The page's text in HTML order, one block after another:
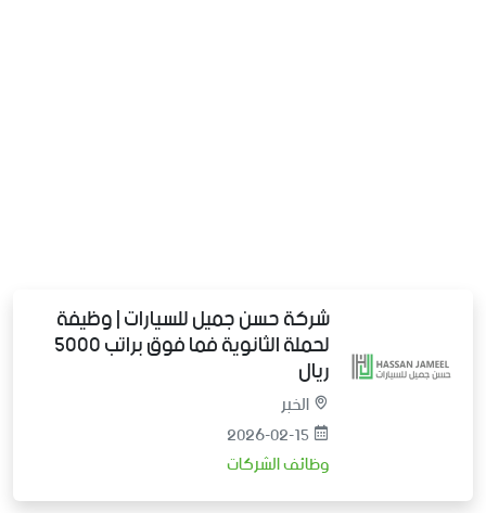
شركة حسن جميل للسيارات | وظيفة
لحملة الثانوية فما فوق براتب 5000
ريال
الخبر
2026-02-15
وظائف الشركات